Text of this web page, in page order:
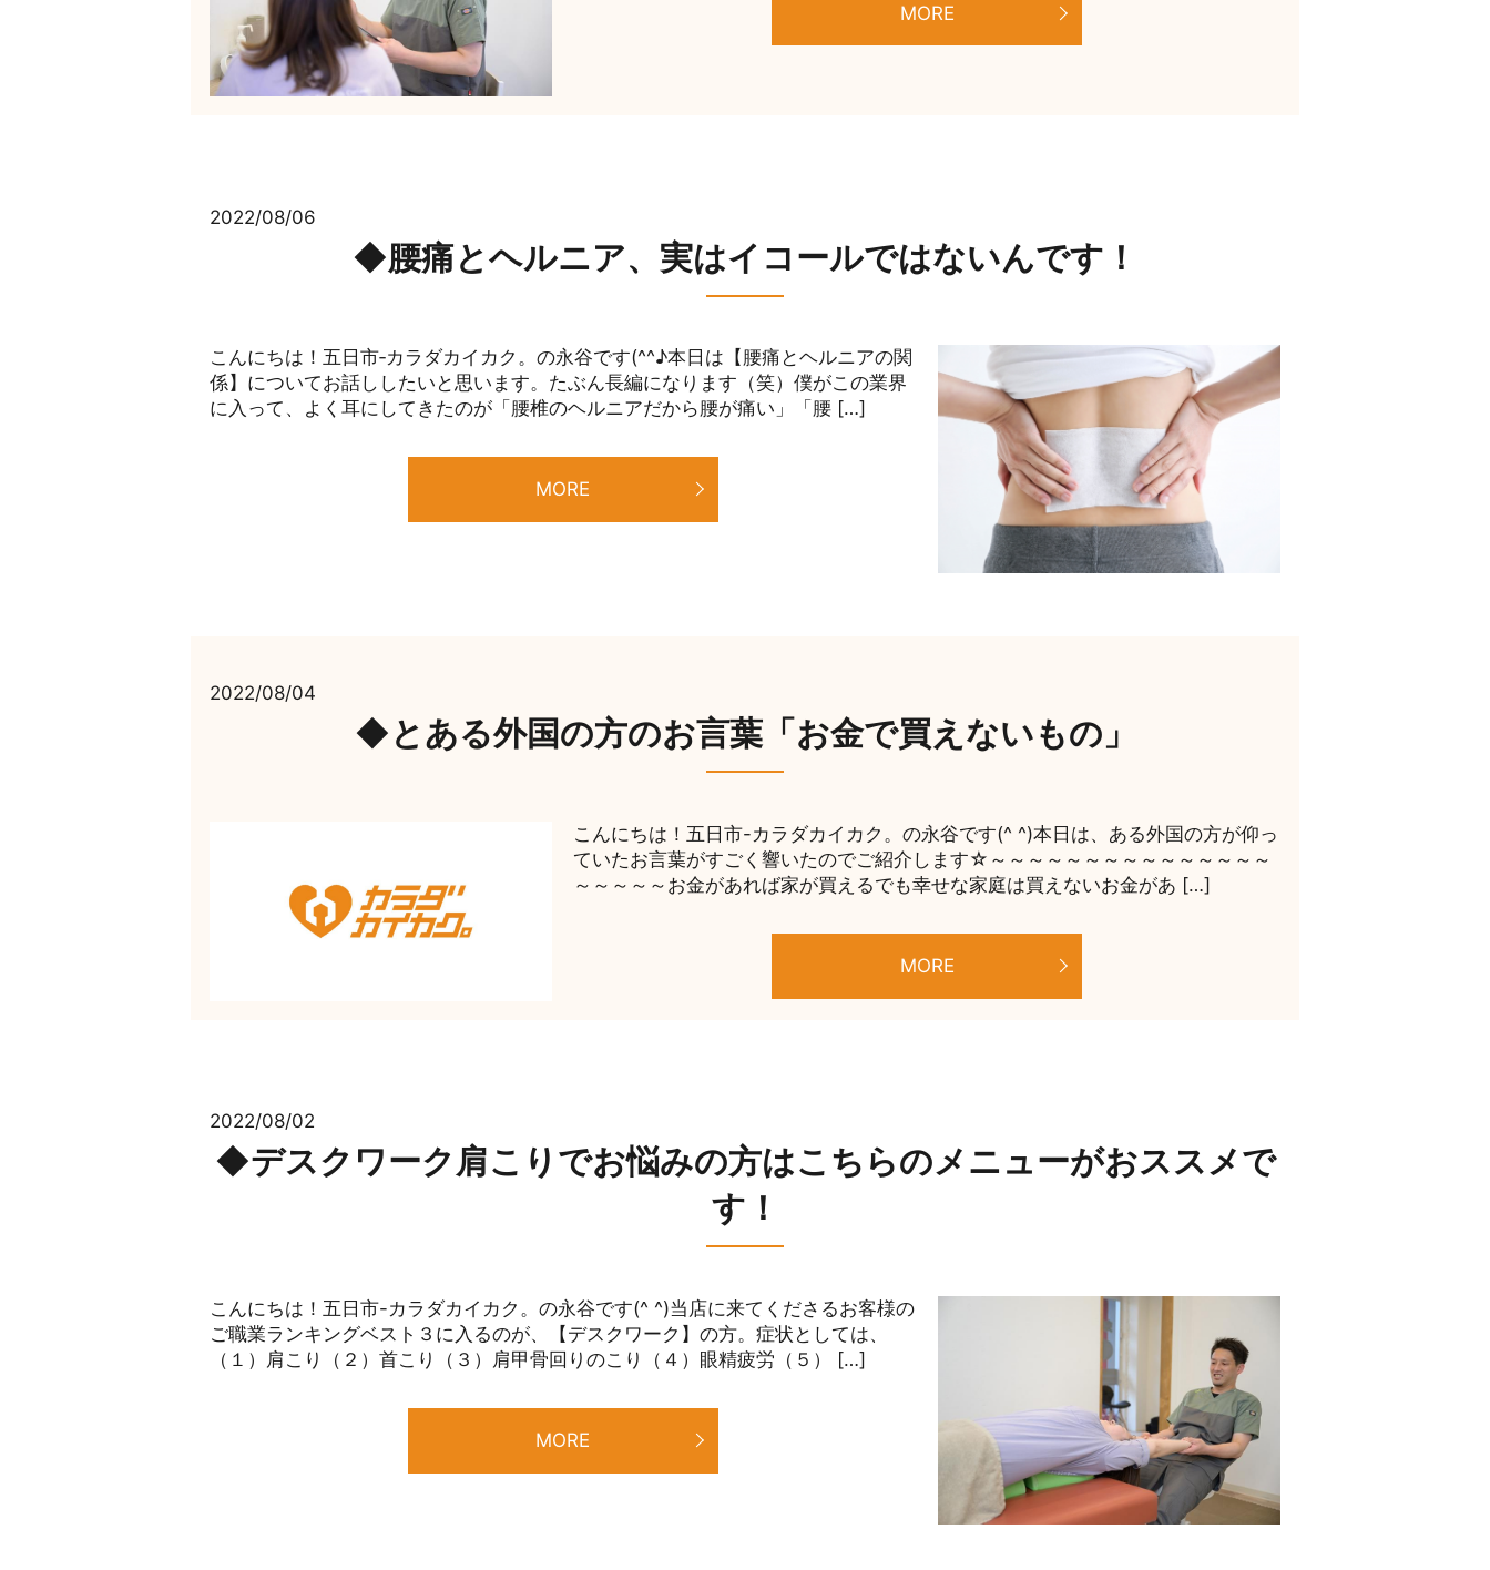
MORE
2022/08/06
◆腰痛とヘルニア、実はイコールではないんです！
こんにちは！五日市‐カラダカイカク。の永谷です(^^♪本日は【腰痛とヘルニアの関
係】についてお話ししたいと思います。たぶん長編になります（笑）僕がこの業界
に入って、よく耳にしてきたのが「腰椎のヘルニアだから腰が痛い」「腰 […]
MORE
2022/08/04
◆とある外国の方のお言葉「お金で買えないもの」
こんにちは！五日市-カラダカイカク。の永谷です(^ ^)本日は、ある外国の方が仰っ
ていたお言葉がすごく響いたのでご紹介します☆～～～～～～～～～～～～～～～
～～～～～お金があれば家が買えるでも幸せな家庭は買えないお金があ […]
MORE
2022/08/02
◆デスクワーク肩こりでお悩みの方はこちらのメニューがおススメで
す！
こんにちは！五日市-カラダカイカク。の永谷です(^ ^)当店に来てくださるお客様の
ご職業ランキングベスト３に入るのが、【デスクワーク】の方。症状としては、
（１）肩こり（２）首こり（３）肩甲骨回りのこり（４）眼精疲労（５） […]
MORE